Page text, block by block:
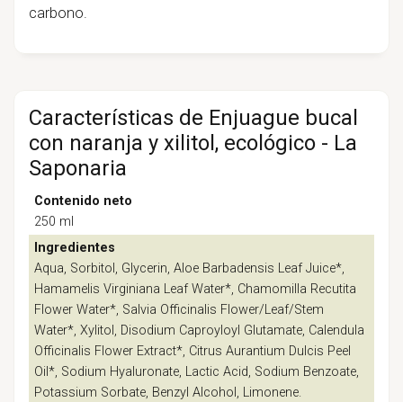
carbono.
Características de Enjuague bucal
con naranja y xilitol, ecológico - La
Saponaria
Contenido neto
250 ml
Ingredientes
Aqua, Sorbitol, Glycerin, Aloe Barbadensis Leaf Juice*,
Hamamelis Virginiana Leaf Water*, Chamomilla Recutita
Flower Water*, Salvia Officinalis Flower/Leaf/Stem
Water*, Xylitol, Disodium Caproyloyl Glutamate, Calendula
Officinalis Flower Extract*, Citrus Aurantium Dulcis Peel
Oil*, Sodium Hyaluronate, Lactic Acid, Sodium Benzoate,
Potassium Sorbate, Benzyl Alcohol, Limonene.